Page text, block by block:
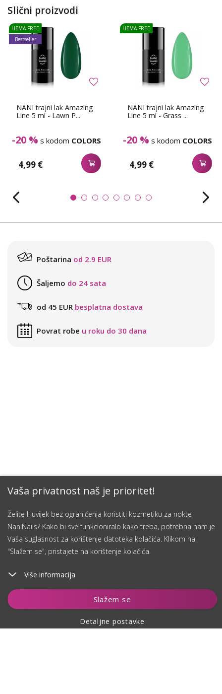
Vaša privatnost naš je prioritet!
Želite li uvijek bez ograničenja koristiti kozmetiku za nokte
NaniNails? Kako bi sve funkcioniralo kako treba, potrebna nam je
Vaša suglasnost za korištenje datoteka kolačića. Klikom na
"Slažem se", pristajete na korištenje kolačića.
Više informacija
Slažem se
Detaljne postavke
Dodaj u košaricu
Slični proizvodi
NANI trajni lak Amazing
Line 5 ml - Lawn P...
-20 % s kodom COLORS
4,99 €
HEMA-FREE
Bestseller
NANI trajni lak Amazing
Line 5 ml - Grass ...
-20 % s kodom COLORS
4,99 €
HEMA-FREE
Poštarina od 2.9 EUR
Šaljemo do 24 sata
od 45 EUR besplatna dostava
Povrat robe u roku do 30 dana